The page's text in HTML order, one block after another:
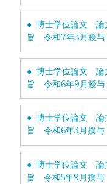
● 博士学位論文 論
旨 令和7年3月授与
● 博士学位論文 論
旨 令和6年9月授与
● 博士学位論文 論
旨 令和6年3月授与
● 博士学位論文 論
旨 令和5年9月授与